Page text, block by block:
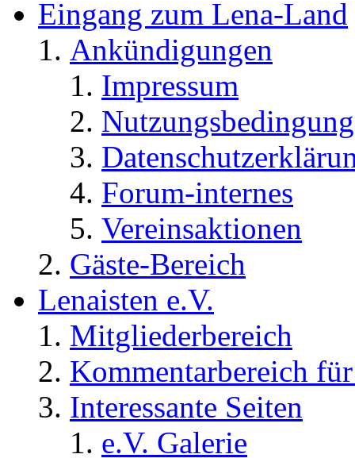
Eingang zum Lena-Land
Ankündigungen
Impressum
Forum-internes
Vereinsaktionen
Gäste-Bereich
Lenaisten e.V.
Mitgliederbereich
Kommentarbereich
Interessante Seiten
e.V. Galerie